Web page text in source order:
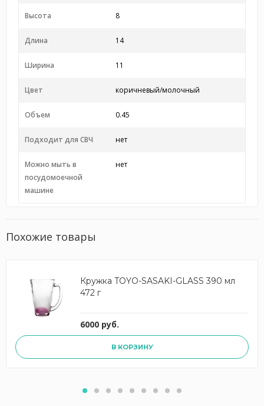
Высота 8
Длина 14
Ширина 11
Цвет коричневый/молочный
Объем 0.45
Подходит для СВЧ нет
Можно мыть в
посудомоечной
машине
нет
Похожие товары
Кружка TOYO-SASAKI-GLASS 390 мл
472 г
6000 руб.
В КОРЗИНУ